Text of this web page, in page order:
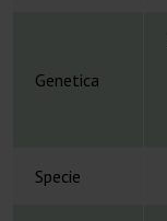
Genetica
Specie